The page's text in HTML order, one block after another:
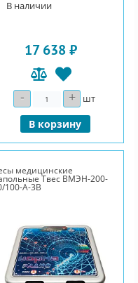
В наличии
17 638 ₽
- Количество+ шт
В корзину
медицинские
Твес ВМЭН-200-
100-А-3В